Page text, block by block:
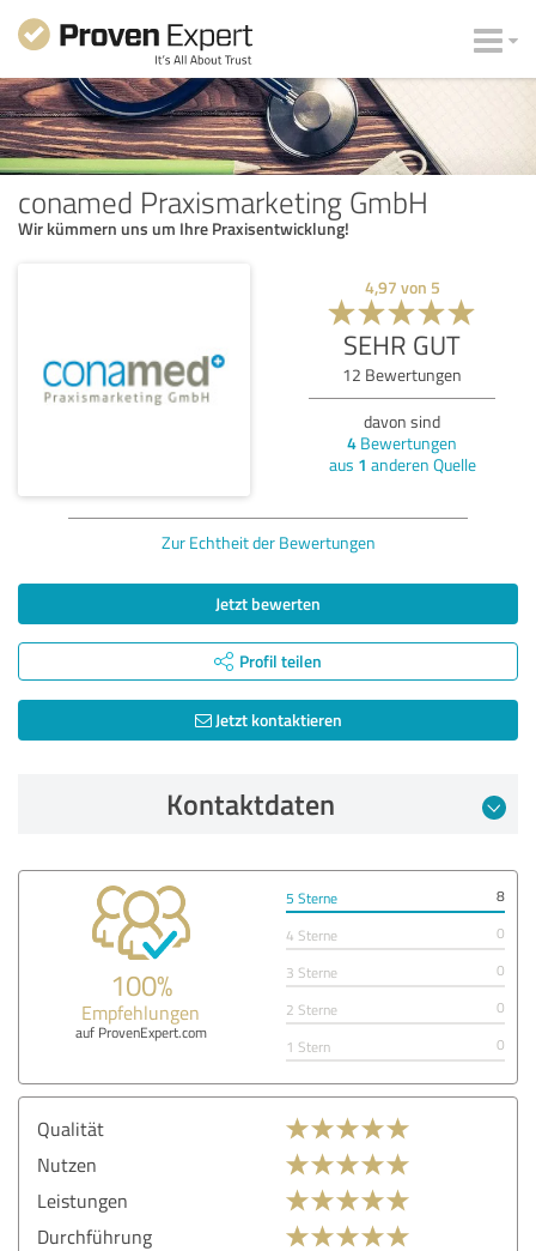
conamed Praxismarketing GmbH
Wir kümmern uns um Ihre Praxisentwicklung!
4,97 von 5
SEHR GUT
12 Bewertungen
davon sind
4 Bewertungen
aus 1 anderen Quelle
Zur Echtheit der Bewertungen
Jetzt bewerten
Profil teilen
Jetzt kontaktieren
Kontaktdaten
100%
Empfehlungen
auf ProvenExpert.com
5 Sterne
8
4 Sterne
0
3 Sterne
0
2 Sterne
0
1 Stern
0
Qualität
Nutzen
Leistungen
Durchführung